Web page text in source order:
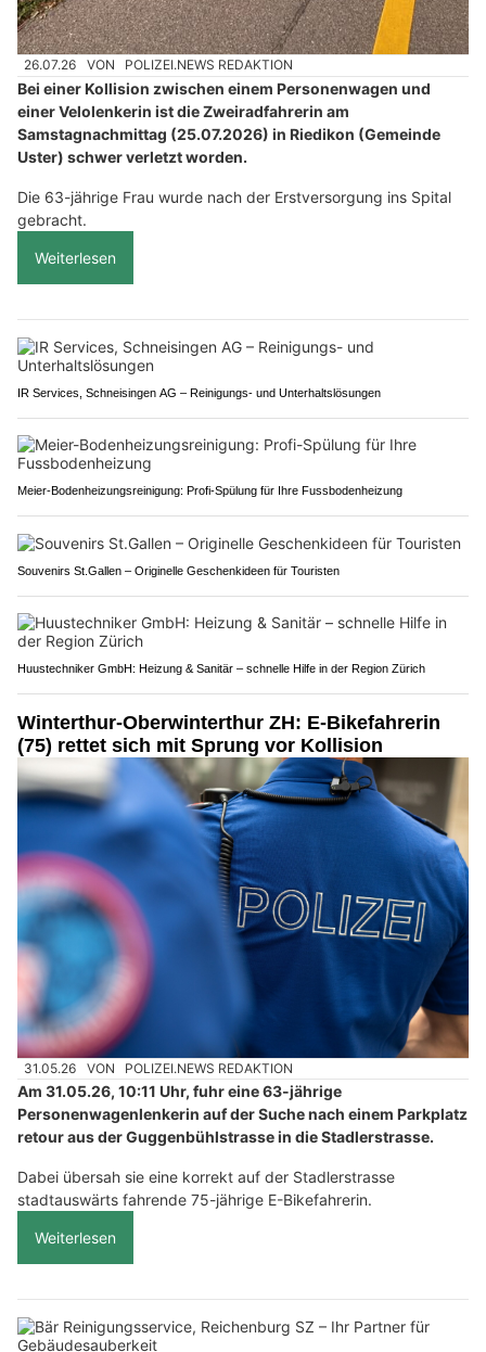
26.07.26 VON POLIZEI.NEWS REDAKTION
Bei einer Kollision zwischen einem Personenwagen und
einer Velolenkerin ist die Zweiradfahrerin am
Samstagnachmittag (25.07.2026) in Riedikon (Gemeinde
Uster) schwer verletzt worden.
Die 63-jährige Frau wurde nach der Erstversorgung ins Spital
gebracht.
Weiterlesen
IR Services, Schneisingen AG – Reinigungs- und Unterhaltslösungen
Meier-Bodenheizungsreinigung: Profi-Spülung für Ihre Fussbodenheizung
Souvenirs St.Gallen – Originelle Geschenkideen für Touristen
Huustechniker GmbH: Heizung & Sanitär – schnelle Hilfe in der Region Zürich
Winterthur-Oberwinterthur ZH: E-Bikefahrerin
(75) rettet sich mit Sprung vor Kollision
31.05.26 VON POLIZEI.NEWS REDAKTION
Am 31.05.26, 10:11 Uhr, fuhr eine 63-jährige
Personenwagenlenkerin auf der Suche nach einem Parkplatz
retour aus der Guggenbühlstrasse in die Stadlerstrasse.
Dabei übersah sie eine korrekt auf der Stadlerstrasse
stadtauswärts fahrende 75-jährige E-Bikefahrerin.
Weiterlesen